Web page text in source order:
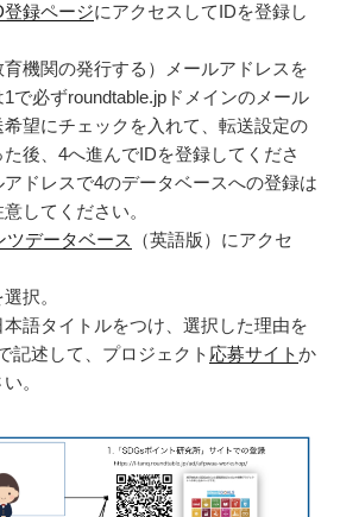
録ページにアクセスしてIDを登録し
機関の発行する）メールアドレスを
で必ずroundtable.jpドメインのメール
望にチェックを入れて、転送設定の
後、4へ進んでIDを登録してくださ
ドレスで4のデータベースへの登録は
してください。
ツデータベース
（英語版）にアクセ
択。
語タイトルをつけ、選択した理由を
記述して、プロジェクト 応募サイトか
。